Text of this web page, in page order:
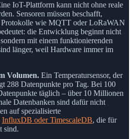
IoT-Plattform kann nicht ohne reale
Sensoren müssen beschafft,
wie MQTT oder LoRaWAN
die Entwicklung beginnt nicht
mit einem funktionierenden
länger, weil Hardware immer im
Volumen. Ein Temperatursensor, der
288 Datenpunkte pro Tag. Bei 100
täglich – über 10 Millionen
Datenbanken sind dafür nicht
auf spezialisierte
InfluxDB oder TimescaleDB, die für
sind.